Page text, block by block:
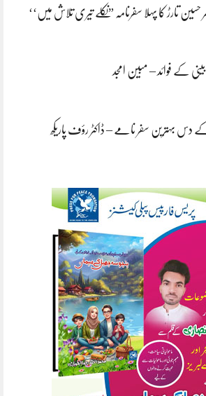
حسین تارڑ کا پہلا سفرنامہ ”نکلے تیری تلاش میں‘‘
کے فوائد – مبین امجد
دس بہترین سفر نامے – ڈاکٹر رؤف پاریکھ